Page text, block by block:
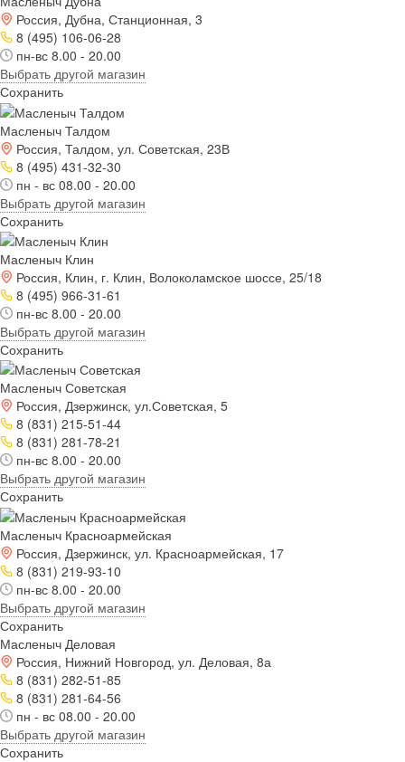
Россия, Дубна, Станционная, 3
8 (495) 106-06-28
пн-вс 8.00 - 20.00
Выбрать другой магазин
Сохранить
Масленыч Талдом
Россия, Талдом, ул. Советская, 23В
8 (495) 431-32-30
пн - вс 08.00 - 20.00
Выбрать другой магазин
Сохранить
Масленыч Клин
Россия, Клин, г. Клин, Волоколамское шоссе, 25/18
8 (495) 966-31-61
пн-вс 8.00 - 20.00
Выбрать другой магазин
Сохранить
Масленыч Советская
Россия, Дзержинск, ул.Советская, 5
8 (831) 215-51-44
8 (831) 281-78-21
пн-вс 8.00 - 20.00
Выбрать другой магазин
Сохранить
Масленыч Красноармейская
Россия, Дзержинск, ул. Красноармейская, 17
8 (831) 219-93-10
пн-вс 8.00 - 20.00
Выбрать другой магазин
Сохранить
Масленыч Деловая
Россия, Нижний Новгород, ул. Деловая, 8а
8 (831) 282-51-85
8 (831) 281-64-56
пн - вс 08.00 - 20.00
Выбрать другой магазин
Сохранить